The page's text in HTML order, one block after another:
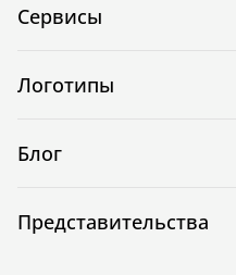
Сервисы
Логотипы
Блог
Представительства